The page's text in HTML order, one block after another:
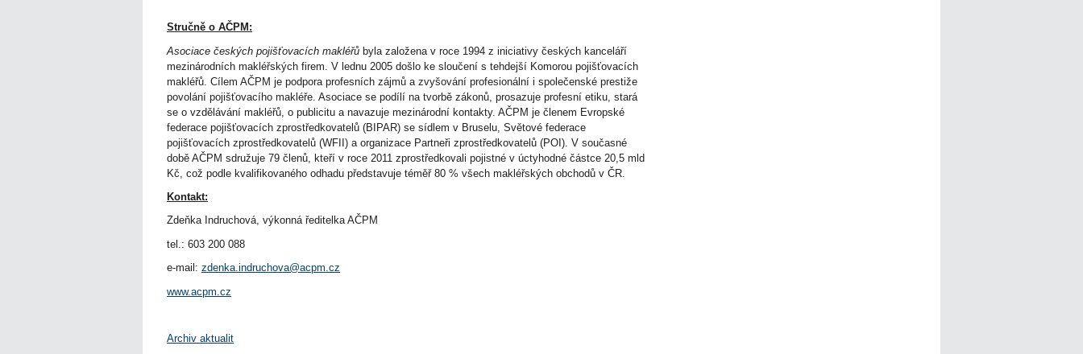
Stručně o AČPM:
Asociace českých pojišťovacích makléřů byla založena v roce 1994 z iniciativy českých kanceláří
mezinárodních makléřských firem. V lednu 2005 došlo ke sloučení s tehdejší Komorou pojišťovacích
makléřů. Cílem AČPM je podpora profesních zájmů a zvyšování profesionální i společenské prestiže
povolání pojišťovacího makléře. Asociace se podílí na tvorbě zákonů, prosazuje profesní etiku, stará
se o vzdělávání makléřů, o publicitu a navazuje mezinárodní kontakty. AČPM je členem Evropské
federace pojišťovacích zprostředkovatelů (BIPAR) se sídlem v Bruselu, Světové federace
pojišťovacích zprostředkovatelů (WFII) a organizace Partneři zprostředkovatelů (POI). V současné
době AČPM sdružuje 79 členů, kteří v roce 2011 zprostředkovali pojistné v úctyhodné částce 20,5 mld
Kč, což podle kvalifikovaného odhadu představuje téměř 80 % všech makléřských obchodů v ČR.
Kontakt:
Zdeňka Indruchová, výkonná ředitelka AČPM
tel.: 603 200 088
e-mail: zdenka.indruchova@acpm.cz
www.acpm.cz
Archiv aktualit